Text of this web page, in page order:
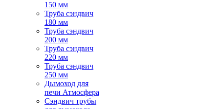
150 мм
Труба сэндвич
180 мм
Труба сэндвич
200 мм
Труба сэндвич
220 мм
Труба сэндвич
250 мм
Дымоход для
печи Атмосфера
Сэндвич трубы